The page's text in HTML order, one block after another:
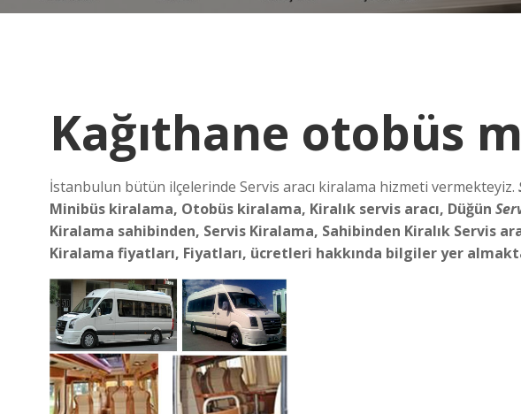
Kağıthane otobüs
İstanbulun bütün ilçelerinde Servis aracı kiralama hizmeti vermekteyiz.
Minibüs kiralama, Otobüs kiralama, Kiralık servis aracı, Düğün
Kiralama sahibinden, Servis Kiralama, Sahibinden Kiralık Servis
Kiralama fiyatları, Fiyatları, ücretleri hakkında bilgiler yer